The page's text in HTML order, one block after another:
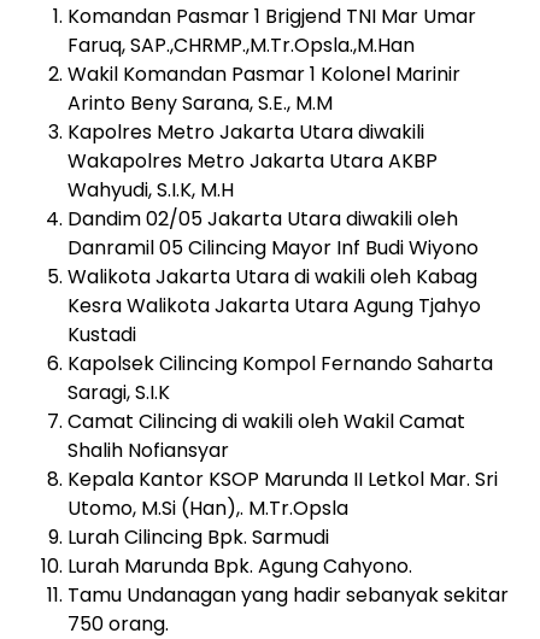
Komandan Pasmar 1 Brigjend TNI Mar Umar
Faruq, SAP.,CHRMP.,M.Tr.Opsla.,M.Han
Wakil Komandan Pasmar 1 Kolonel Marinir
Arinto Beny Sarana, S.E., M.M
Kapolres Metro Jakarta Utara diwakili
Wakapolres Metro Jakarta Utara AKBP
Wahyudi, S.I.K, M.H
Dandim 02/05 Jakarta Utara diwakili oleh
Danramil 05 Cilincing Mayor Inf Budi Wiyono
Walikota Jakarta Utara di wakili oleh Kabag
Kesra Walikota Jakarta Utara Agung Tjahyo
Kustadi
Kapolsek Cilincing Kompol Fernando Saharta
Saragi, S.I.K
Camat Cilincing di wakili oleh Wakil Camat
Shalih Nofiansyar
Kepala Kantor KSOP Marunda II Letkol Mar. Sri
Utomo, M.Si (Han),. M.Tr.Opsla
Lurah Cilincing Bpk. Sarmudi
Lurah Marunda Bpk. Agung Cahyono.
Tamu Undanagan yang hadir sebanyak sekitar
750 orang.